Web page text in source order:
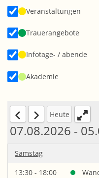
Veranstaltungen
Trauerangebote
Infotage- / abende
Akademie
Heute
07.08.2026 -
Samstag
13:30 - 18:00